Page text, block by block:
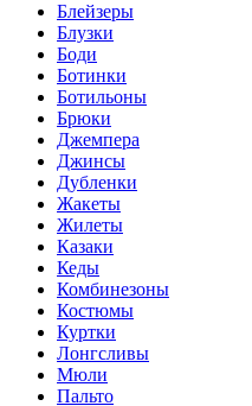
Блейзеры
Блузки
Боди
Ботинки
Ботильоны
Брюки
Джемпера
Джинсы
Дубленки
Жакеты
Жилеты
Казаки
Кеды
Комбинезоны
Костюмы
Куртки
Лонгсливы
Мюли
Пальто